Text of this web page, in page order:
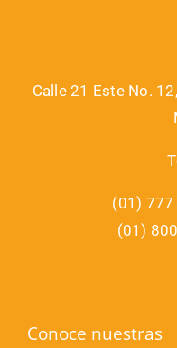
Calle 21 Este No.
(01)
(01)
Conoce nuestras